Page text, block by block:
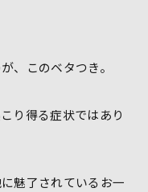
、このベタつき。
り得る症状ではあり
魅了されているお一